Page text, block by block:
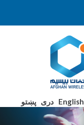
English دری پښتو